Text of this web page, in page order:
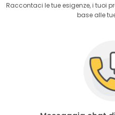
Raccontaci le tue esigenze, i tuoi
base alle